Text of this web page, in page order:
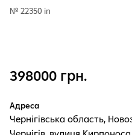
№ 22350 in
398000 грн.
Адреса
Чернігівська область,